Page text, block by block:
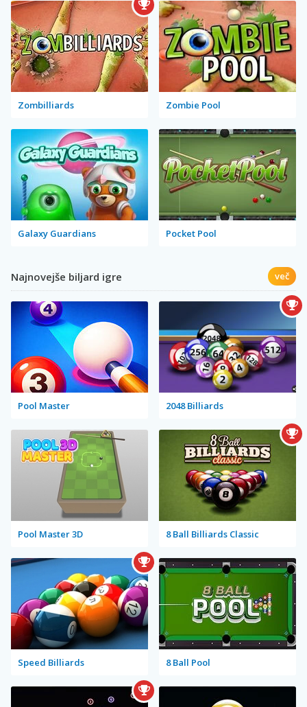
Zombilliards Zombie Pool
Galaxy Guardians Pocket Pool
Najnovejše biljard igre več
Pool Master 2048 Billiards
Pool Master 3D 8 Ball Billiards Classic
Speed Billiards 8 Ball Pool